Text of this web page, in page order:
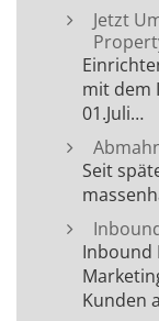
Jetzt
mit dem
01.Juli…
Seit
Inbound
Kunden